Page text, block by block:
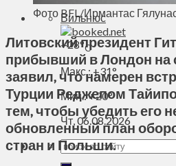
Вильнюс
+28°C
Макс.:+31°
Мин.:+20°
Чт, 06.08.2026
Фото BFL/Ирмантас
Литовский президент
прибывший в Лондон на
заявил, что намерен
Турции Реджепом
тем, чтобы убедить его
обновленный план
стран и Польши.